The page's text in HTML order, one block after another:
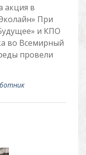
акция в
При
и КПО
во Всемирный
провели